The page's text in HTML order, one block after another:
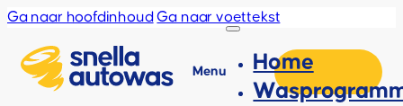
Ga naar hoofdinhoud Ga naar voettekst
Menu
Home